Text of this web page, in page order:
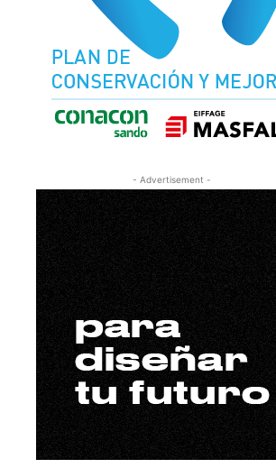
- Advertisement -